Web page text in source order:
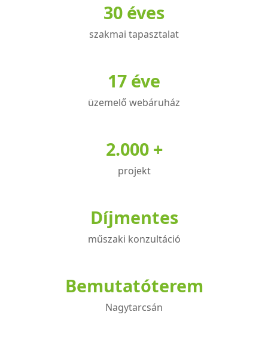
30 éves
szakmai tapasztalat
17 éve
üzemelő webáruház
2.000 +
projekt
Díjmentes
műszaki konzultáció
Bemutatóterem
Nagytarcsán